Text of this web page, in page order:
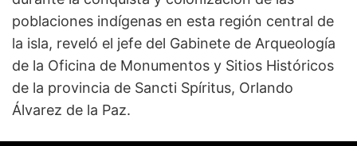
poblaciones indígenas en esta región central de
la isla, reveló el jefe del Gabinete de Arqueología
de la Oficina de Monumentos y Sitios Históricos
de la provincia de Sancti Spíritus, Orlando
Álvarez de la Paz.